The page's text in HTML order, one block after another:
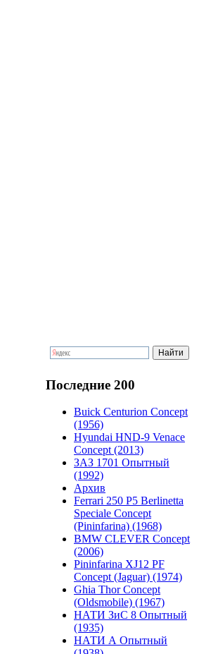
Последние 200
Buick Centurion Concept
(1956)
Hyundai HND-9 Venace
Concept (2013)
ЗАЗ 1701 Опытный
(1992)
Архив
Ferrari 250 P5 Berlinetta
Speciale Concept
(Pininfarina) (1968)
BMW CLEVER Concept
(2006)
Pininfarina XJ12 PF
Concept (Jaguar) (1974)
Ghia Thor Concept
(Oldsmobile) (1967)
НАТИ ЗиС 8 Опытный
(1935)
НАТИ А Опытный